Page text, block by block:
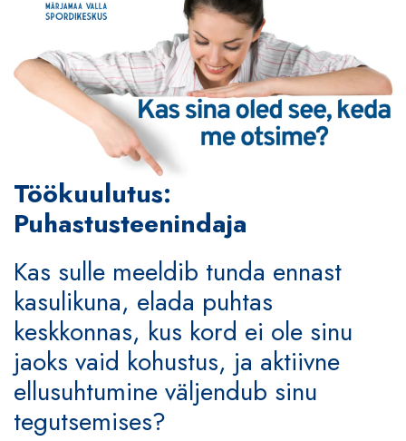
Töökuulutus:
Puhastusteenindaja
Kas sulle meeldib tunda ennast
kasulikuna, elada puhtas
keskkonnas, kus kord ei ole sinu
jaoks vaid kohustus, ja aktiivne
ellusuhtumine väljendub sinu
tegutsemises?